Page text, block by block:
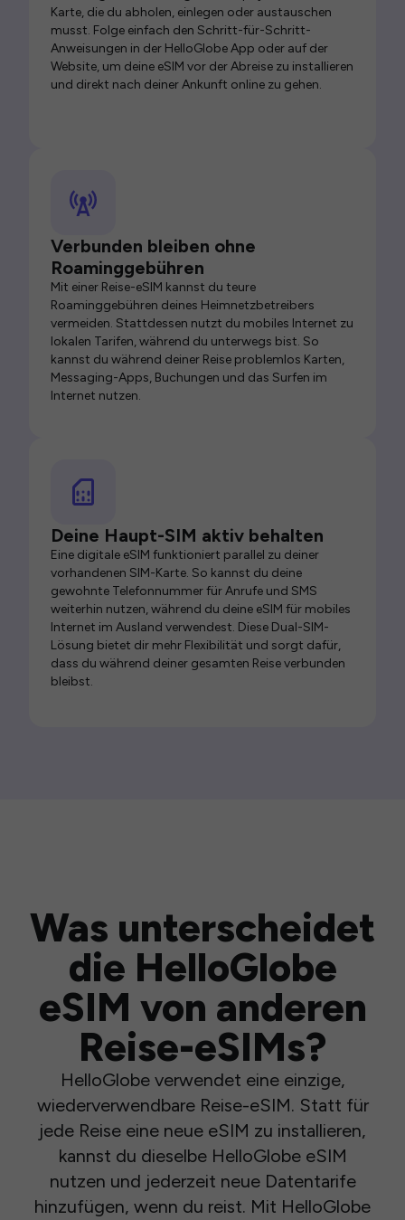
Karte, die du abholen, einlegen oder austauschen
musst. Folge einfach den Schritt-für-Schritt-
Anweisungen in der HelloGlobe App oder auf der
Website, um deine eSIM vor der Abreise zu installieren
und direkt nach deiner Ankunft online zu gehen.
Verbunden bleiben ohne
Roaminggebühren
Mit einer Reise-eSIM kannst du teure
Roaminggebühren deines Heimnetzbetreibers
vermeiden. Stattdessen nutzt du mobiles Internet zu
lokalen Tarifen, während du unterwegs bist. So
kannst du während deiner Reise problemlos Karten,
Messaging-Apps, Buchungen und das Surfen im
Internet nutzen.
Deine Haupt-SIM aktiv behalten
Eine digitale eSIM funktioniert parallel zu deiner
vorhandenen SIM-Karte. So kannst du deine
gewohnte Telefonnummer für Anrufe und SMS
weiterhin nutzen, während du deine eSIM für mobiles
Internet im Ausland verwendest. Diese Dual-SIM-
Lösung bietet dir mehr Flexibilität und sorgt dafür,
dass du während deiner gesamten Reise verbunden
bleibst.
Was unterscheidet
die HelloGlobe
eSIM von anderen
Reise-eSIMs?
HelloGlobe verwendet eine einzige,
wiederverwendbare Reise-eSIM. Statt für
jede Reise eine neue eSIM zu installieren,
kannst du dieselbe HelloGlobe eSIM
nutzen und jederzeit neue Datentarife
hinzufügen, wenn du reist. Mit HelloGlobe